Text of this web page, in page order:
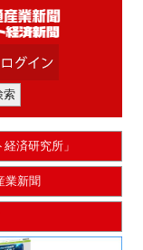
済研究所」
業新聞